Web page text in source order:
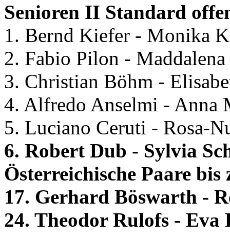
Senioren II Standard
1. Bernd Kiefer - Monika
2. Fabio Pilon -
3. Christian Böhm -
4. Alfredo Anselmi - Anna
5. Luciano Ceruti - Rosa-
6. Robert Dub - Sylvia
Österreichische Paare
17. Gerhard Böswarth -
24. Theodor Rulofs - Eva